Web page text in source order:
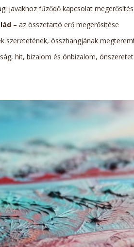
javakhoz fűződő kapcsolat
– az összetartó erő megerősítése
szeretetének, összhangjának
hit, bizalom és önbizalom,